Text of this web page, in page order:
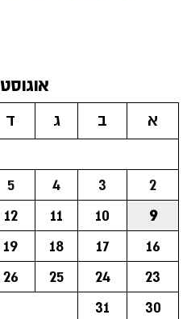
אוגוסט 2026
א
ב ג ד
2
3
4
5
9
10
11
12
16
17
18
19
23
24
25
26
30
31